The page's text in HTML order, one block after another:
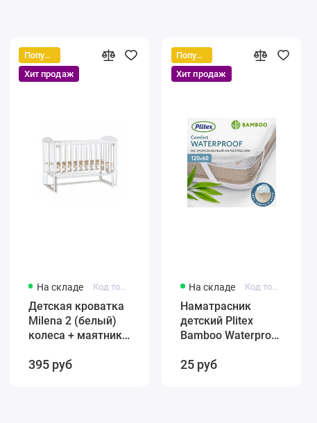
Популярный
Хит продаж
На складе Код товара: 431384246-12321
Детская кроватка
Milena 2 (белый)
колеса + маятник
быстросъемная
395 руб
Популярный
Хит продаж
На складе Код товара: 4811599005859
Наматрасник
детский Plitex
Bamboo Waterproof
арт. НН-02.1
25 руб